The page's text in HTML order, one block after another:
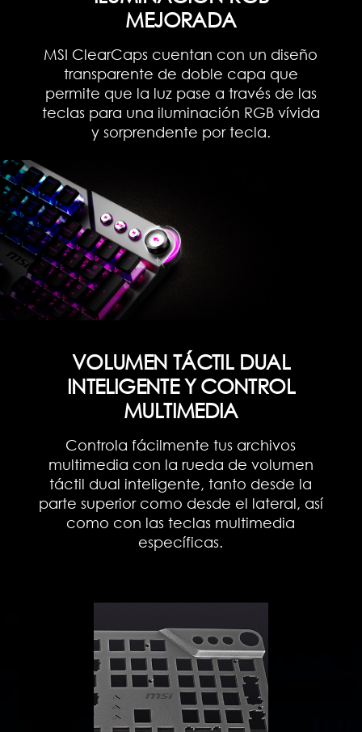
MEJORADA
MSI ClearCaps cuentan con un diseño
transparente de doble capa que
permite que la luz pase a través de las
teclas para una iluminación RGB vívida
y sorprendente por tecla.
VOLUMEN TÁCTIL DUAL
INTELIGENTE Y CONTROL
MULTIMEDIA
Controla fácilmente tus archivos
multimedia con la rueda de volumen
táctil dual inteligente, tanto desde la
parte superior como desde el lateral, así
como con las teclas multimedia
específicas.